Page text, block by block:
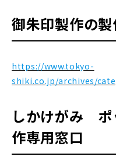
御朱印製作の
https://www.tokyo-
shiki.co.jp/archives/
しかけがみ ポ
作専用窓口